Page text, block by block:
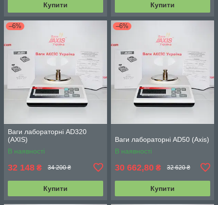
Купити Купити
–6%
Ваги лабораторні AD320
(АХIS)
В наявності
32 148 ₴ 34 200 ₴
Купити
–6%
Ваги лабораторні AD50 (Axis)
В наявності
30 662,80 ₴ 32 620 ₴
Купити